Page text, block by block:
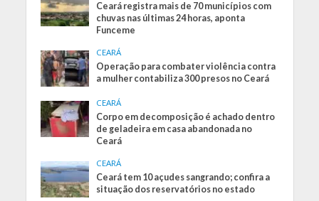
Ceará registra mais de 70 municípios com
chuvas nas últimas 24 horas, aponta
Funceme
CEARÁ
Operação para combater violência contra
a mulher contabiliza 300 presos no Ceará
CEARÁ
Corpo em decomposição é achado dentro
de geladeira em casa abandonada no
Ceará
CEARÁ
Ceará tem 10 açudes sangrando; confira a
situação dos reservatórios no estado